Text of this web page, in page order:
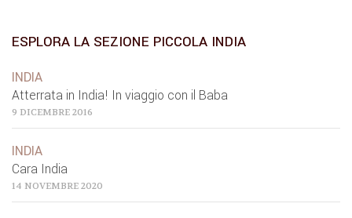
ESPLORA LA SEZIONE PICCOLA INDIA
INDIA
Atterrata in India! In viaggio con il Baba
9 DICEMBRE 2016
INDIA
Cara India
14 NOVEMBRE 2020